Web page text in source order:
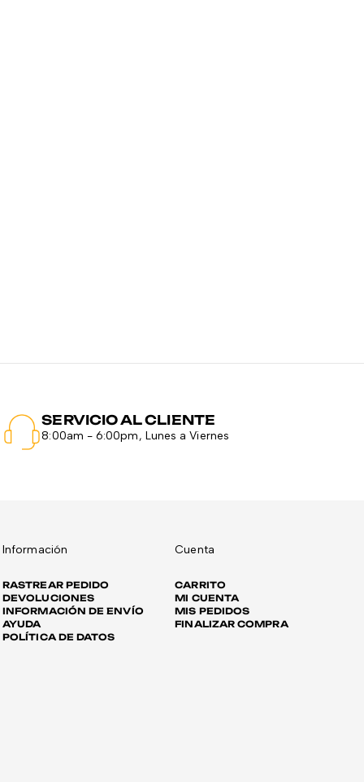
SERVICIO AL CLIENTE
8:00am - 6:00pm, Lunes a Viernes
Información
RASTREAR PEDIDO
DEVOLUCIONES
INFORMACIÓN DE ENVÍO
AYUDA
POLÍTICA DE DATOS
Cuenta
CARRITO
MI CUENTA
MIS PEDIDOS
FINALIZAR COMPRA